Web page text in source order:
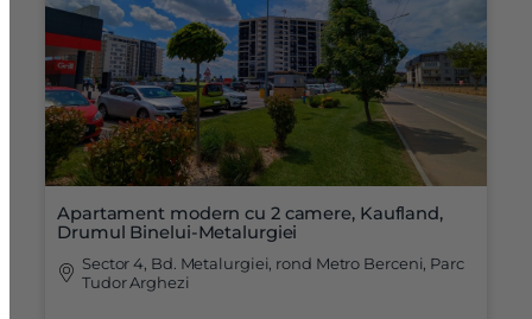
Apartament modern cu 2 camere, Kaufland,
Drumul Binelui-Metalurgiei
Sector 4, Bd. Metalurgiei, rond Metro Berceni, Parc
Tudor Arghezi